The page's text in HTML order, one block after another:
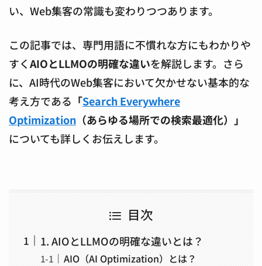
い、Web集客の常識も変わりつつあります。
この記事では、専門用語に不慣れな方にもわかりや
すくAIOとLLMOの明確な違いを解説します。さら
に、AI時代のWeb集客において欠かせない基本的な
考え方である 「Search Everywhere
Optimization （あらゆる場所での検索最適化）」
についても詳しくお伝えします。
目次
1. AIOとLLMOの明確な違いとは？
AIO（AI Optimization）とは？